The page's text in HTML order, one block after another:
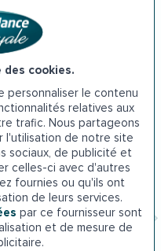
cookies.
personnaliser le contenu
relatives aux
trafic. Nous partageons
l'utilisation de notre site
sociaux, de publicité et
celles-ci avec d'autres
fournies ou qu'ils ont
de leurs services.
par ce fournisseur sont
et de mesure de